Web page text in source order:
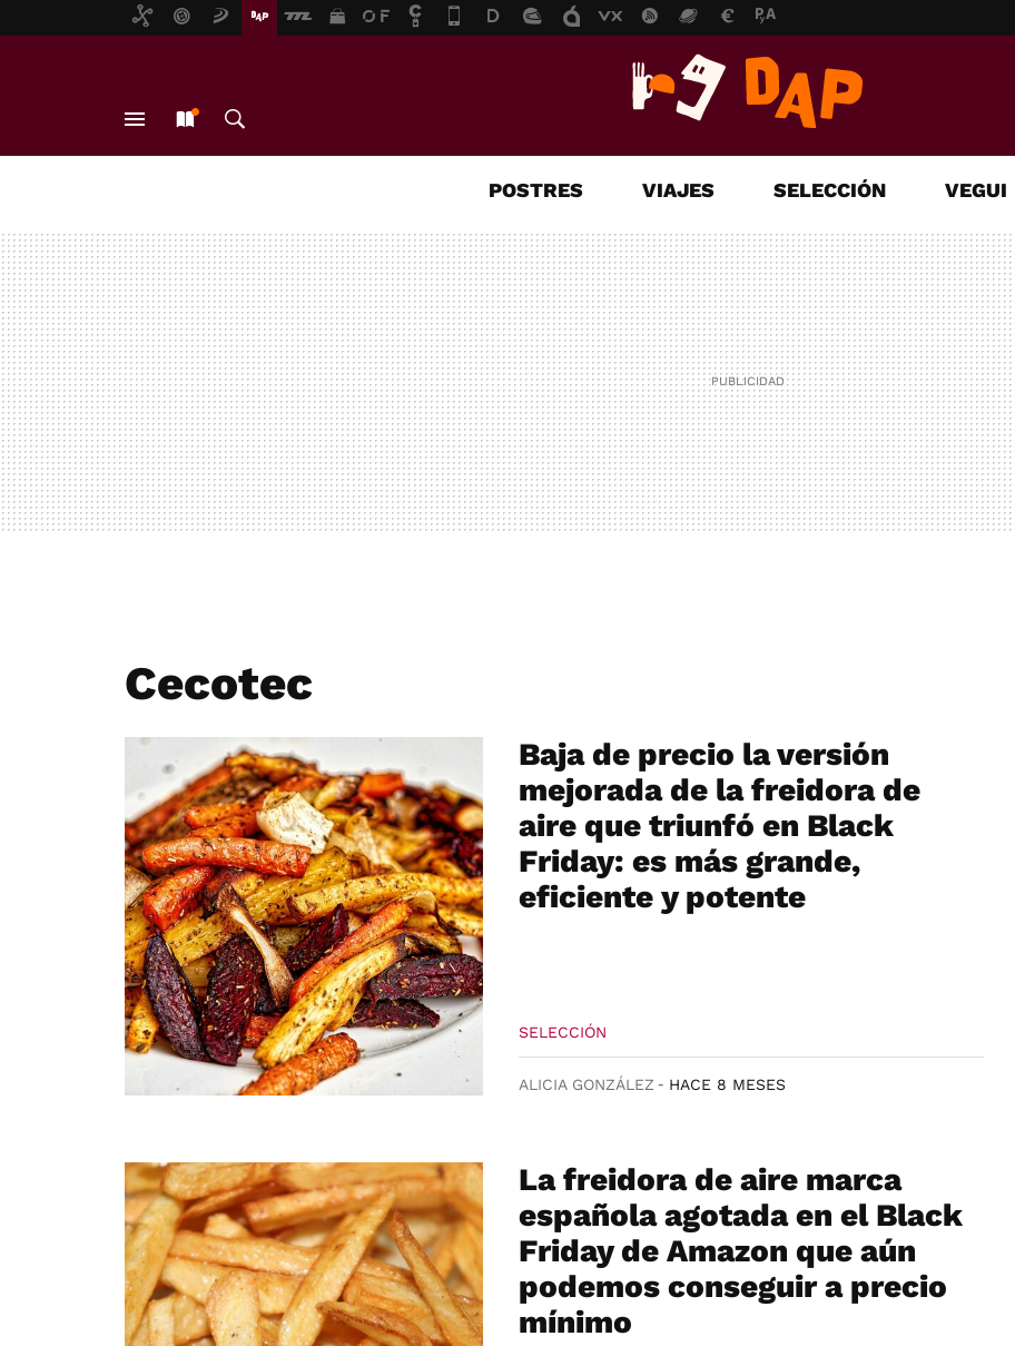
POSTRES VIAJES SELECCIÓN VEGUI
Cecotec
Baja de precio la versión
mejorada de la freidora de
aire que triunfó en Black
Friday: es más grande,
eficiente y potente
SELECCIÓN
ALICIA GONZÁLEZ HACE 8 MESES
La freidora de aire marca
española agotada en el Black
Friday de Amazon que aún
podemos conseguir a precio
mínimo